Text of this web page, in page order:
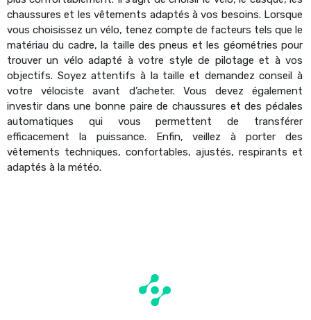
chaussures et les vêtements adaptés à vos besoins. Lorsque
vous choisissez un vélo, tenez compte de facteurs tels que le
matériau du cadre, la taille des pneus et les géométries pour
trouver un vélo adapté à votre style de pilotage et à vos
objectifs. Soyez attentifs à la taille et demandez conseil à
votre vélociste avant d’acheter. Vous devez également
investir dans une bonne paire de chaussures et des pédales
automatiques qui vous permettent de transférer
efficacement la puissance. Enfin, veillez à porter des
vêtements techniques, confortables, ajustés, respirants et
adaptés à la météo.